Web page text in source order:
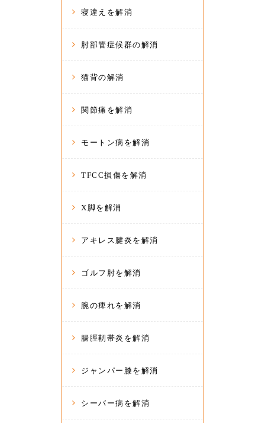
寝違えを解消
肘部管症候群の解消
猫背の解消
関節痛を解消
モートン病を解消
TFCC損傷を解消
X脚を解消
アキレス腱炎を解消
ゴルフ肘を解消
腕の痺れを解消
腸脛靭帯炎を解消
ジャンパー膝を解消
シーバー病を解消